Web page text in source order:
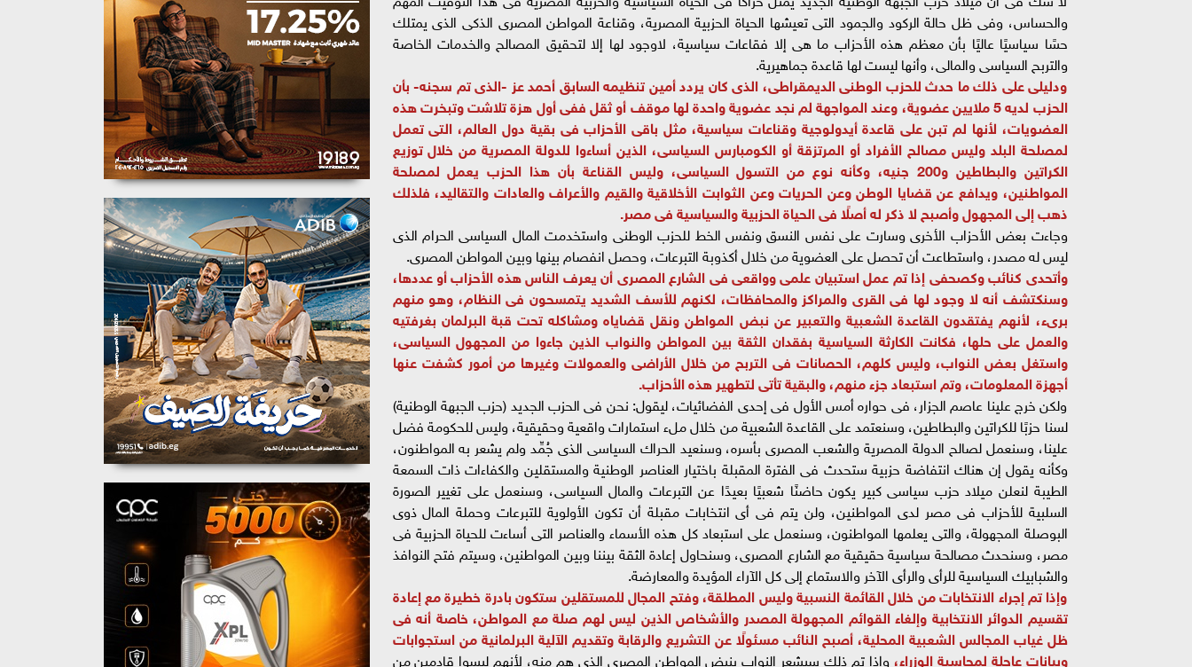
والحساس، وفى ظل حالة الركود والجمود التى تعيشها الحياة الحزبية المصرية، وقناعة المواطن المصرى الذكى الذى يمتلك
حسًا سياسيًا عاليًا بأن معظم هذه الأحزاب ما هى إلا فقاعات سياسية، لاوجود لها إلا لتحقيق المصالح والخدمات الخاصة
والتربح السياسى والمالى، وأنها ليست لها قاعدة جماهيرية.
ودليلى على ذلك ما حدث للحزب الوطنى الديمقراطى، الذى كان يردد أمين تنظيمه السابق أحمد عز -الذى تم سجنه- بأن
الحزب لديه 5 ملايين عضوية، وعند المواجهة لم نجد عضوية واحدة لها موقف أو ثقل ففى أول هزة تلاشت وتبخرت هذه
العضويات، لأنها لم تبن على قاعدة أيدولوجية وقناعات سياسية، مثل باقى الأحزاب فى بقية دول العالم، التى تعمل
لمصلحة البلد وليس مصالح الأفراد أو المرتزقة أو الكومبارس السياسى، الذين أساءوا للدولة المصرية من خلال توزيع
الكراتين والبطاطين و200 جنيه، وكأنه نوع من التسول السياسى، وليس القناعة بأن هذا الحزب يعمل لمصلحة
المواطنين، ويدافع عن قضايا الوطن وعن الحريات وعن الثوابت الأخلاقية والقيم والأعراف والعادات والتقاليد، فلذلك
ذهب إلى المجهول وأصبح لا ذكر له أصلًا فى الحياة الحزبية والسياسية فى مصر.
وجاءت بعض الأحزاب الأخرى وسارت على نفس النسق ونفس الخط للحزب الوطنى واستخدمت المال السياسى الحرام الذى
ليس له مصدر، واستطاعت أن تحصل على العضوية من خلال أكذوبة التبرعات، وحصل انفصام بينها وبين المواطن المصرى.
وأتحدى كنائب وكصحفى إذا تم عمل استبيان علمى وواقعى فى الشارع المصرى أن يعرف الناس هذه الأحزاب أو عددها،
وسنكتشف أنه لا وجود لها فى القرى والمراكز والمحافظات، لكنهم للأسف الشديد يتمسحون فى النظام، وهو منهم
برىء، لأنهم يفتقدون القاعدة الشعبية والتعبير عن نبض المواطن ونقل قضاياه ومشاكله تحت قبة البرلمان بغرفتيه
والعمل على حلها، فكانت الكارثة السياسية بفقدان الثقة بين المواطن والنواب الذين جاءوا من المجهول السياسى،
واستغل بعض النواب، وليس كلهم، الحصانات فى التربح من خلال الأراضى والعمولات وغيرها من أمور كشفت عنها
أجهزة المعلومات، وتم استبعاد جزء منهم، والبقية تأتى لتطهير هذه الأحزاب.
ولكن خرج علينا عاصم الجزار، فى حواره أمس الأول فى إحدى الفضائيات، ليقول: نحن فى الحزب الجديد (حزب الجبهة الوطنية)
لسنا حزبًا للكراتين والبطاطين، وسنعتمد على القاعدة الشعبية من خلال ملء استمارات واقعية وحقيقية، وليس للحكومة فضل
علينا، وسنعمل لصالح الدولة المصرية والشعب المصرى بأسره، وسنعيد الحراك السياسى الذى جُمِّد ولم يشعر به المواطنون،
وكأنه يقول إن هناك انتفاضة حزبية ستحدث فى الفترة المقبلة باختيار العناصر الوطنية والمستقلين والكفاءات ذات السمعة
الطيبة لنعلن ميلاد حزب سياسى كبير يكون حاضنًا شعبيًا بعيدًا عن التبرعات والمال السياسى، وسنعمل على تغيير الصورة
السلبية للأحزاب فى مصر لدى المواطنين، ولن يتم فى أى انتخابات مقبلة أن تكون الأولوية للتبرعات وحملة المال ذوى
البوصلة المجهولة، والتى يعلمها المواطنون، وسنعمل على استبعاد كل هذه الأسماء والعناصر التى أساءت للحياة الحزبية فى
مصر، وسنحدث مصالحة سياسية حقيقية مع الشارع المصرى، وسنحاول إعادة الثقة بيننا وبين المواطنين، وسيتم فتح النوافذ
والشبابيك السياسية للرأى والرأى الآخر والاستماع إلى كل الآراء المؤيدة والمعارضة.
وإذا تم إجراء الانتخابات من خلال القائمة النسبية وليس المطلقة، وفتح المجال للمستقلين ستكون بادرة خطيرة مع إعادة
تقسيم الدوائر الانتخابية وإلغاء القوائم المجهولة المصدر والأشخاص الذين ليس لهم صلة مع المواطن، خاصة أنه فى
ظل غياب المجالس الشعبية المحلية، أصبح النائب مسئولًا عن التشريع والرقابة وتقديم الآلية البرلمانية من استجوابات
وبيانات عاجلة لمحاسبة الوزراء، وإذا تم ذلك سيشعر النواب بنبض المواطن المصرى الذى هم منه، لأنهم ليسوا قادمين من